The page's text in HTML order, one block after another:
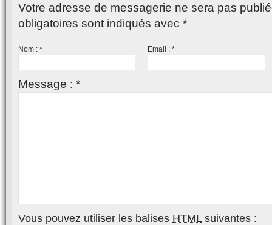
Votre adresse de messagerie ne sera pas
obligatoires sont indiqués avec *
Nom : * Email :*
Message : *
Vous pouvez utiliser les balises HTMLsuivantes :